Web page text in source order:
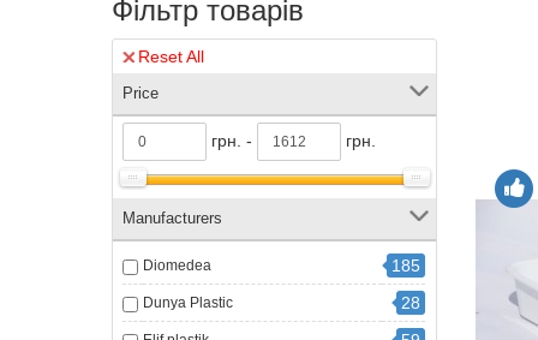
Фільтр товарів
Reset All
Price
грн. - грн.
Manufacturers
Diomedea 185
Dunya Plastic 28